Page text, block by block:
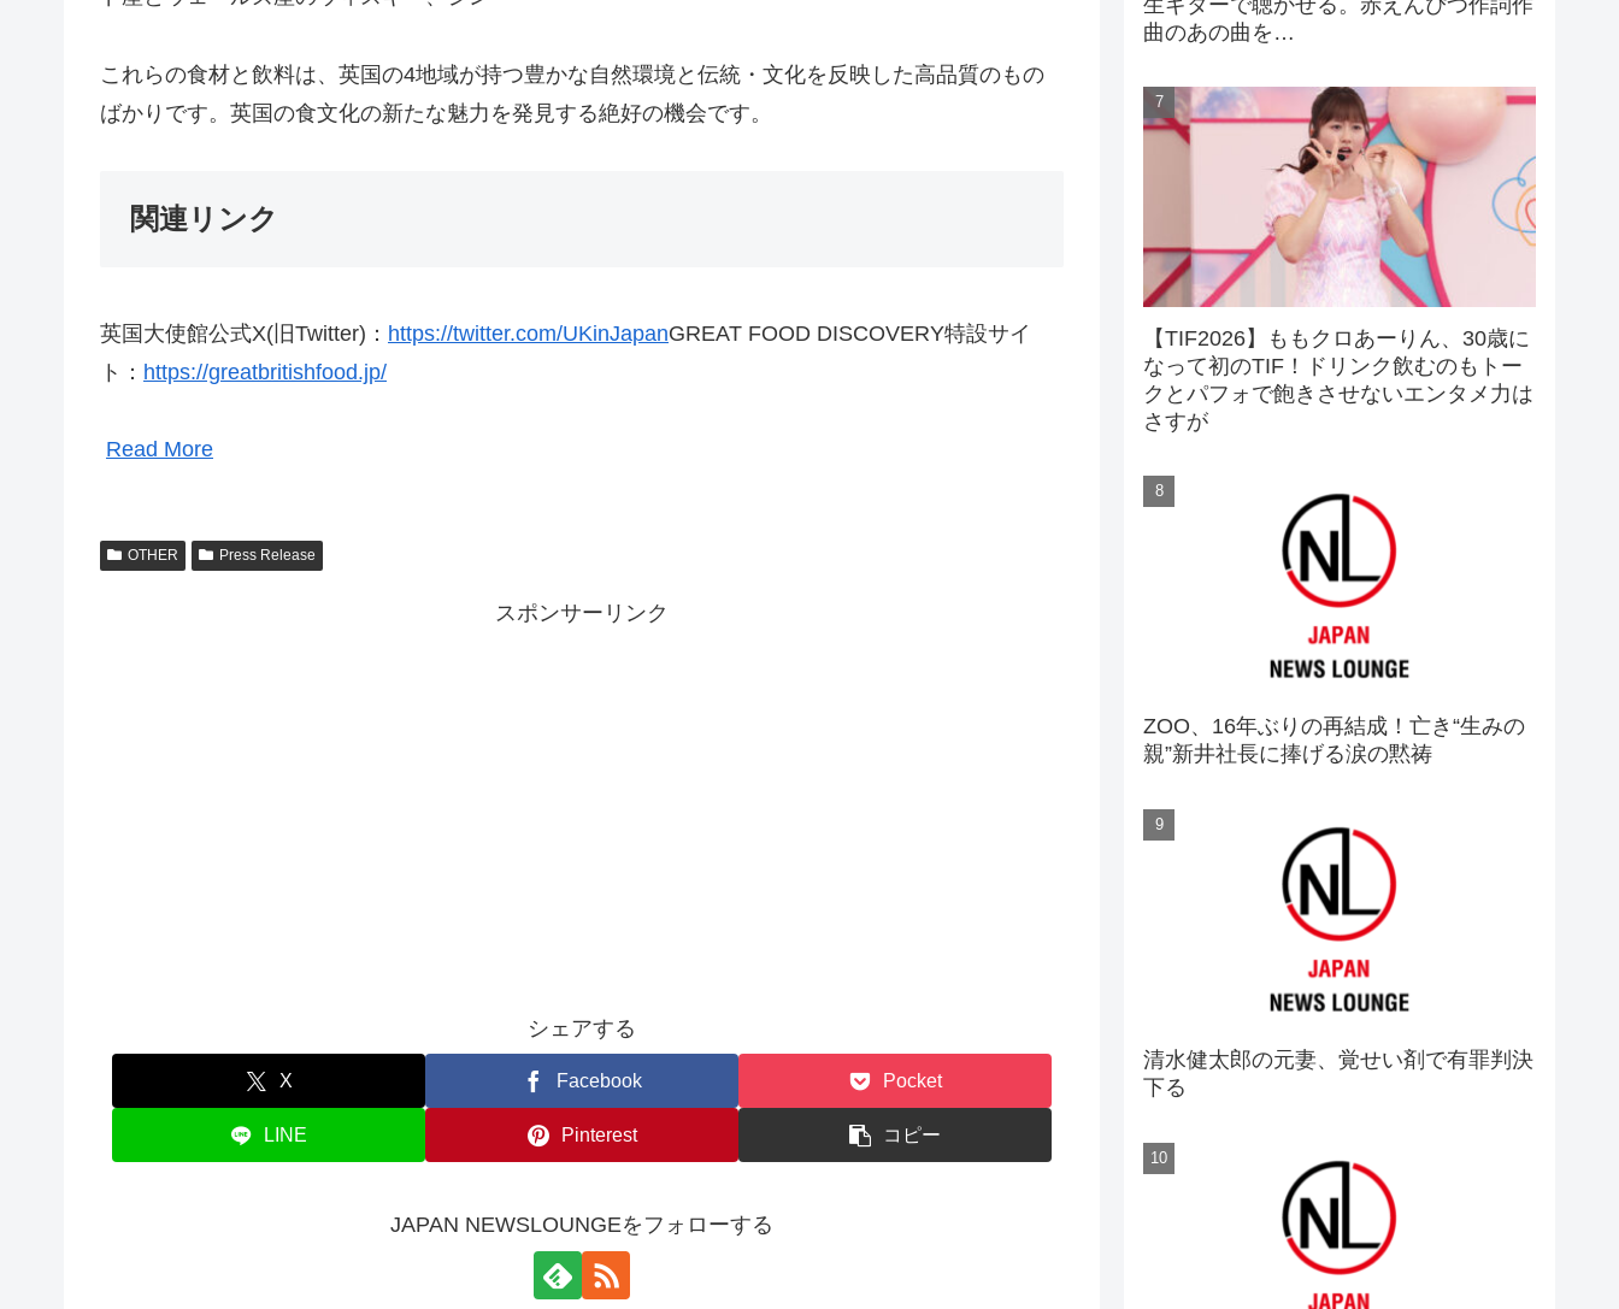
これらの食材と飲料は、英国の4地域が持つ豊かな自然環境と伝統・文化を反映した高品質のもの
ばかりです。英国の食文化の新たな魅力を発見する絶好の機会です。
関連リンク
英国大使館公式X(旧Twitter)： https://twitter.com/UKinJapanGREAT FOOD DISCOVERY特設サイ
ト： https://greatbritishfood.jp/
Read More
OTHER Press Release
スポンサーリンク
シェアする
X Facebook Pocket
LINE Pinterest コピー
JAPAN NEWSLOUNGEをフォローする
曲のあの曲を…
【TIF2026】ももクロあーりん、30歳に
なって初のTIF！ドリンク飲むのもトー
クとパフォで飽きさせないエンタメ力は
さすが
ZOO、16年ぶりの再結成！亡き“生みの
親”新井社長に捧げる涙の黙祷
清水健太郎の元妻、覚せい剤で有罪判決
下る